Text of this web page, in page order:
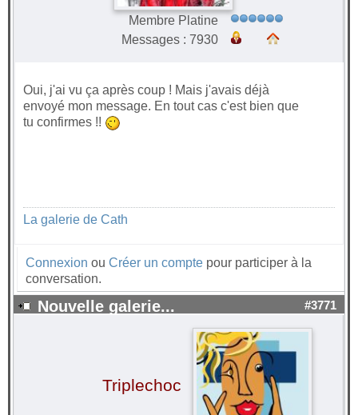
Membre Platine
Messages : 7930
Oui, j'ai vu ça après coup ! Mais j'avais déjà
envoyé mon message. En tout cas c'est bien que
tu confirmes !!
La galerie de Cath
Connexion ou Créer un compte pour participer à la
conversation.
Nouvelle galerie... #3771
Triplechoc